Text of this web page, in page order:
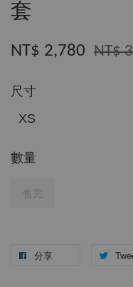
套
NT$ 2,780 NT$
尺寸
數量
售完
分享